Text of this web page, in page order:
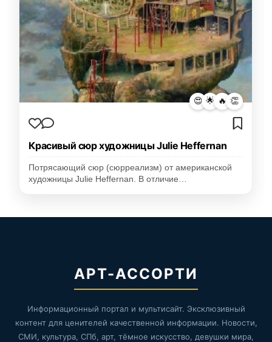
😍 🌟 🔥 👏
Красивый сюр художницы Julie Heffernan
Потрясающий сюр (сюрреализм) от американской
художницы Julie Heffernan. В отличие…
АРТ-АССОРТИ
Информационный портал и мультисайт. Эксклюзивный
контент для ценителей качественной информации. Новости,
СМИ, культура, СПб, арт, тёмное искусство, девушки мира,